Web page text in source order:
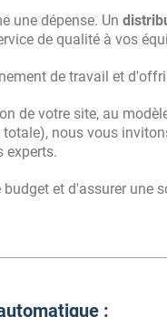
une dépense. Un
de qualité à vos
de travail et
de votre site, au
nous vous
experts.
et d'assurer une
: